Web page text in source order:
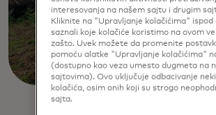
interesovanja na našem sajtu i drugim
Kliknite na "Upravljanje kolačićima" ispod
saznali koje kolačiće koristimo na ovom
zašto. Uvek možete da promenite
pomoću alatke "Upravljanje kolačićima"
(dostupno kao veza umesto dugmeta na
sajtovima). Ovo uključuje odbacivanje
kolačića, osim onih koji su strogo
sajta.